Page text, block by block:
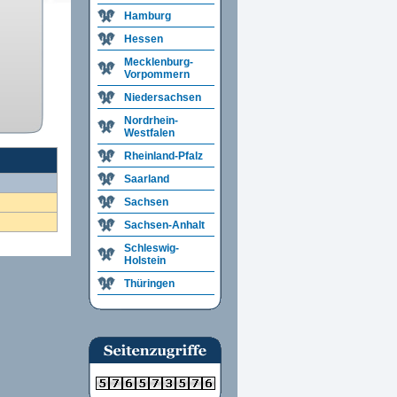
Hamburg
Hessen
Mecklenburg-
Vorpommern
Niedersachsen
Nordrhein-
Westfalen
Rheinland-Pfalz
Saarland
Sachsen
Sachsen-Anhalt
Schleswig-
Holstein
Thüringen